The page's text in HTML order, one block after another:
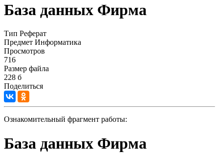
База данных Фирма
Тип Реферат
Предмет Информатика
Просмотров
716
Размер файла
228 б
Поделиться
Ознакомительный фрагмент работы:
База данных Фирма